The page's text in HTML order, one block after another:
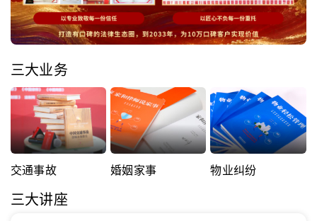
三大业务
交通事故 婚姻家事 物业纠纷
三大讲座